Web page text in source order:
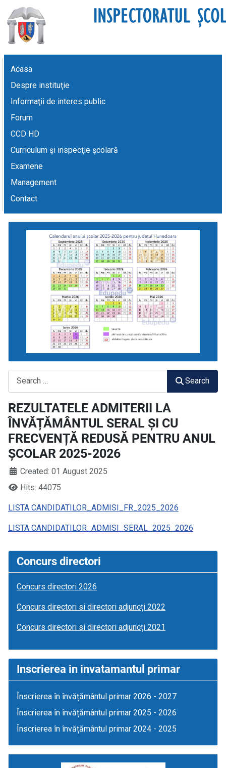
Acasa
Despre instituţie
Informaţii de interes public
Forum
CCD HD
Curriculum şi inspecţie şcolară
Examene
Management
Contact
Search
REZULTATELE ADMITERII LA
ÎNVĂȚĂMÂNTUL SERAL ȘI CU
FRECVENȚĂ REDUSĂ PENTRU ANUL
ȘCOLAR 2025-2026
Created: 01 August 2025
Hits: 44075
LISTA CANDIDATILOR_ADMISI_FR_2025_2026
LISTA CANDIDATILOR_ADMISI_SERAL_2025_2026
Concurs directori
Concurs directori 2026
Concurs directori si directori adjuncți 2022
Concurs directori si directori adjuncți 2021
Inscrierea in invatamantul primar
Înscrierea în învățământul primar 2026 - 2027
Înscrierea în învățământul primar 2025 - 2026
Înscrierea în învățământul primar 2024 - 2025